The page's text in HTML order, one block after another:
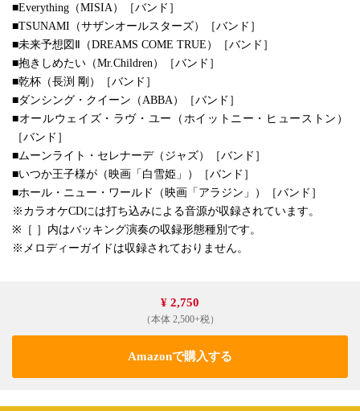
■Everything（MISIA）［バンド］
■TSUNAMI（サザンオールスターズ）［バンド］
■未来予想図Ⅱ（DREAMS COME TRUE）［バンド］
■抱きしめたい（Mr.Children）［バンド］
■乾杯（長渕 剛）［バンド］
■ダンシング・クイーン（ABBA）［バンド］
■オールウェイズ・ラヴ・ユー（ホイットニー・ヒューストン）
［バンド］
■ムーンライト・セレナーデ（ジャズ）［バンド］
■いつか王子様が（映画「白雪姫」）［バンド］
■ホール・ニュー・ワールド（映画「アラジン」）［バンド］
※カラオケCDには打ち込みによる音源が収録されています。
※［ ］内はバッキング演奏の収録形態種別です。
※メロディーガイドは収録されておりません。
¥ 2,750
（本体 2,500+税）
Amazonで購入する